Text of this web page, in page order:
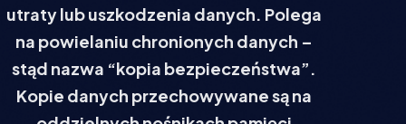
utraty lub uszkodzenia danych. Polega
na powielaniu chronionych danych –
stąd nazwa “kopia bezpieczeństwa”.
Kopie danych przechowywane są na